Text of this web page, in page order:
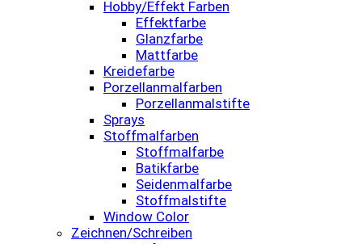
Hobby/Effekt Farben
Effektfarbe
Glanzfarbe
Mattfarbe
Kreidefarbe
Porzellanmalfarben
Porzellanmalstifte
Sprays
Stoffmalfarben
Stoffmalfarbe
Batikfarbe
Seidenmalfarbe
Stoffmalstifte
Window Color
Zeichnen/Schreiben